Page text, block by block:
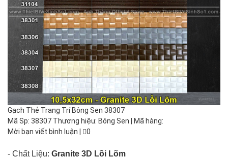
Gạch Thẻ Trang Trí Bông Sen 38307
Mã Sp: 38307 Thương hiệu: Bông Sen | Mã hàng:
Mời bạn viết bình luận
0
- Chất Liệu: Granite 3D Lồi Lõm